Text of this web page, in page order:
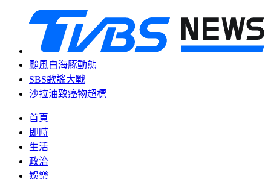
颱風白海豚動態
SBS歌謠大戰
沙拉油致癌物超標
首頁
即時
生活
政治
娛樂